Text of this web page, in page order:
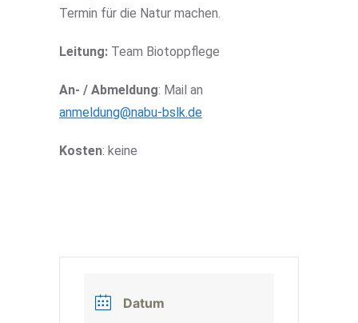
Termin für die Natur machen.
Leitung: Team Biotoppflege
An- / Abmeldung: Mail an
anmeldung@nabu-bslk.de
Kosten: keine
Datum